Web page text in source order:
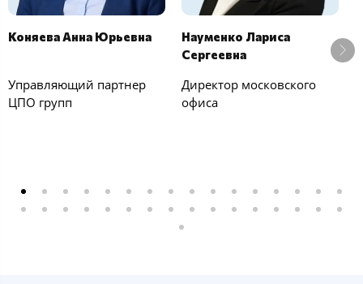
Коняева Анна Юрьевна
Управляющий партнер
ЦПО групп
Науменко Лариса
Сергеевна
Директор московского
офиса